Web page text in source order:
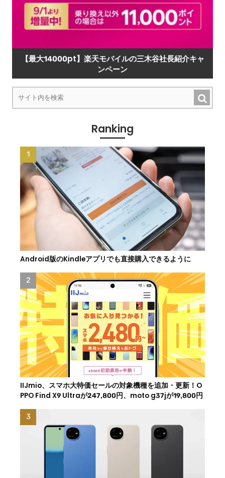
【最大14000pt】楽天モバイルの三木谷社長紹介キャ
ンペーン
Ranking
Android版のKindleアプリでも直接購入できるように
IIJmio、スマホ大特価セールの対象機種を追加・更新！O
PPO Find X9 Ultraが247,800円、moto g37jが19,800円